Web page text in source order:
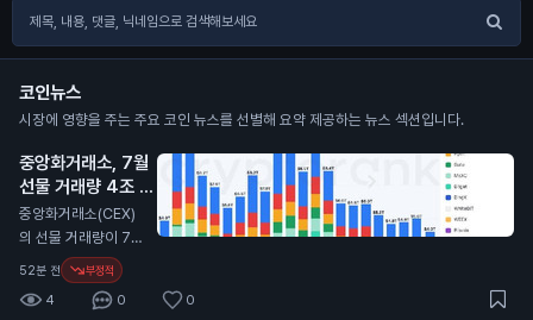
코인뉴스
시장에 영향을 주는 주요 코인 뉴스를 선별해 요약 제공하는 뉴스 섹션입니다.
중앙화거래소, 7월
선물 거래량 4조 달
러로 감소
N
중앙화거래소(CEX)
의 선물 거래량이 7월
에 4조 달러(약 5천
800조 원)로 감소했
습니다. 이는 2023
52분 전 부정적
4 0 0